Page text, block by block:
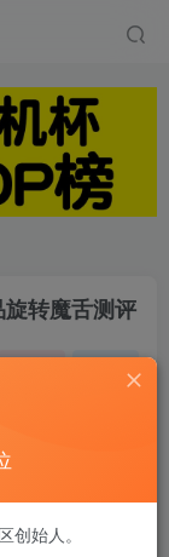
转魔舌测评
手感圆滑不
无异味。
始人。